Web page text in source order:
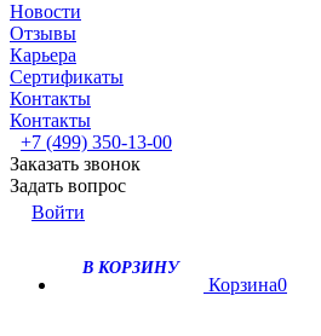
Новости
Отзывы
Карьера
Сертификаты
Контакты
Контакты
+7 (499) 350-13-00
Заказать звонок
Задать вопрос
Войти
В КОРЗИНУ
Корзина0